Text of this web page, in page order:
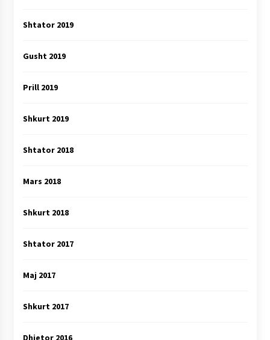
Shtator 2019
Gusht 2019
Prill 2019
Shkurt 2019
Shtator 2018
Mars 2018
Shkurt 2018
Shtator 2017
Maj 2017
Shkurt 2017
Dhjetor 2016